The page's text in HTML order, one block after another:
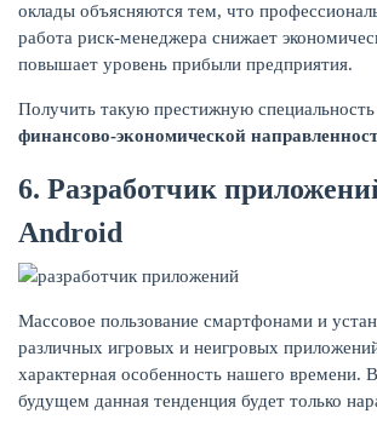
оклады объясняются тем, что
работа риск-менеджера снижает
повышает уровень прибыли предприятия.
Получить такую престижную
финансово-экономической
6. Разработчик
Android
Массовое пользование смартфонами и
различных игровых и неигровых
характерная особенность нашего времени.
будущем данная тенденция будет только